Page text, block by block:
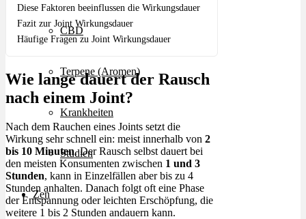
CBD
Terpene (Aromen)
Krankheiten
Studien
Zen
Diese Faktoren beeinflussen die Wirkungsdauer
Fazit zur Joint Wirkungsdauer
Häufige Fragen zu Joint Wirkungsdauer
Wie lange dauert der Rausch
nach einem Joint?
Nach dem Rauchen eines Joints setzt die
Wirkung sehr schnell ein: meist innerhalb von 2
bis 10 Minuten. Der Rausch selbst dauert bei
den meisten Konsumenten zwischen 1 und 3
Stunden, kann in Einzelfällen aber bis zu 4
Stunden anhalten. Danach folgt oft eine Phase
der Entspannung oder leichten Erschöpfung, die
weitere 1 bis 2 Stunden andauern kann.